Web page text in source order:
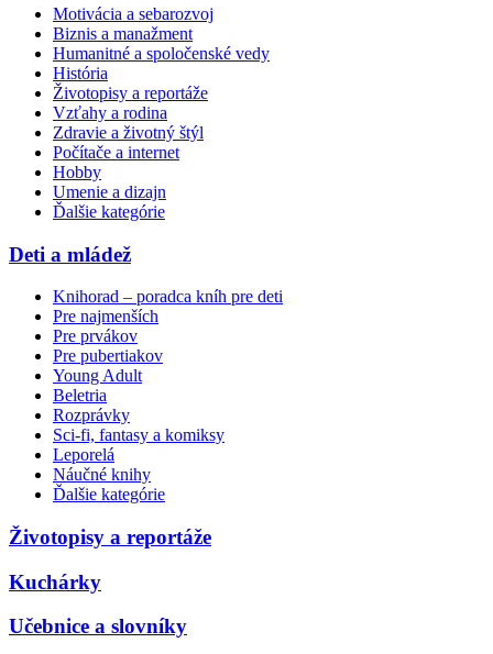
Motivácia a sebarozvoj
Biznis a manažment
Humanitné a spoločenské vedy
História
Životopisy a reportáže
Vzťahy a rodina
Zdravie a životný štýl
Počítače a internet
Hobby
Umenie a dizajn
Ďalšie kategórie
Deti a mládež
Knihorad – poradca kníh pre deti
Pre najmenších
Pre prvákov
Pre pubertiakov
Young Adult
Beletria
Rozprávky
Sci-fi, fantasy a komiksy
Leporelá
Náučné knihy
Ďalšie kategórie
Životopisy a reportáže
Kuchárky
Učebnice a slovníky